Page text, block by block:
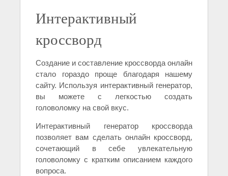
Интерактивный
кроссворд
Создание и составление кроссворда онлайн
стало гораздо проще благодаря нашему
сайту. Используя интерактивный генератор,
вы можете с легкостью создать
головоломку на свой вкус.
Интерактивный генератор кроссворда
позволяет вам сделать онлайн кроссворд,
сочетающий в себе увлекательную
головоломку с кратким описанием каждого
вопроса.